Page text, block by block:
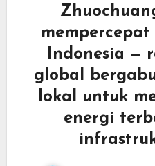
Indonesia —
global
lokal untuk
energi